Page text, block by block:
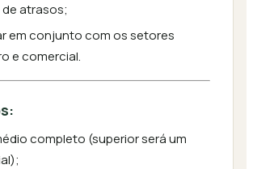
atrasos;
em conjunto com os setores
e comercial.
completo (superior será um